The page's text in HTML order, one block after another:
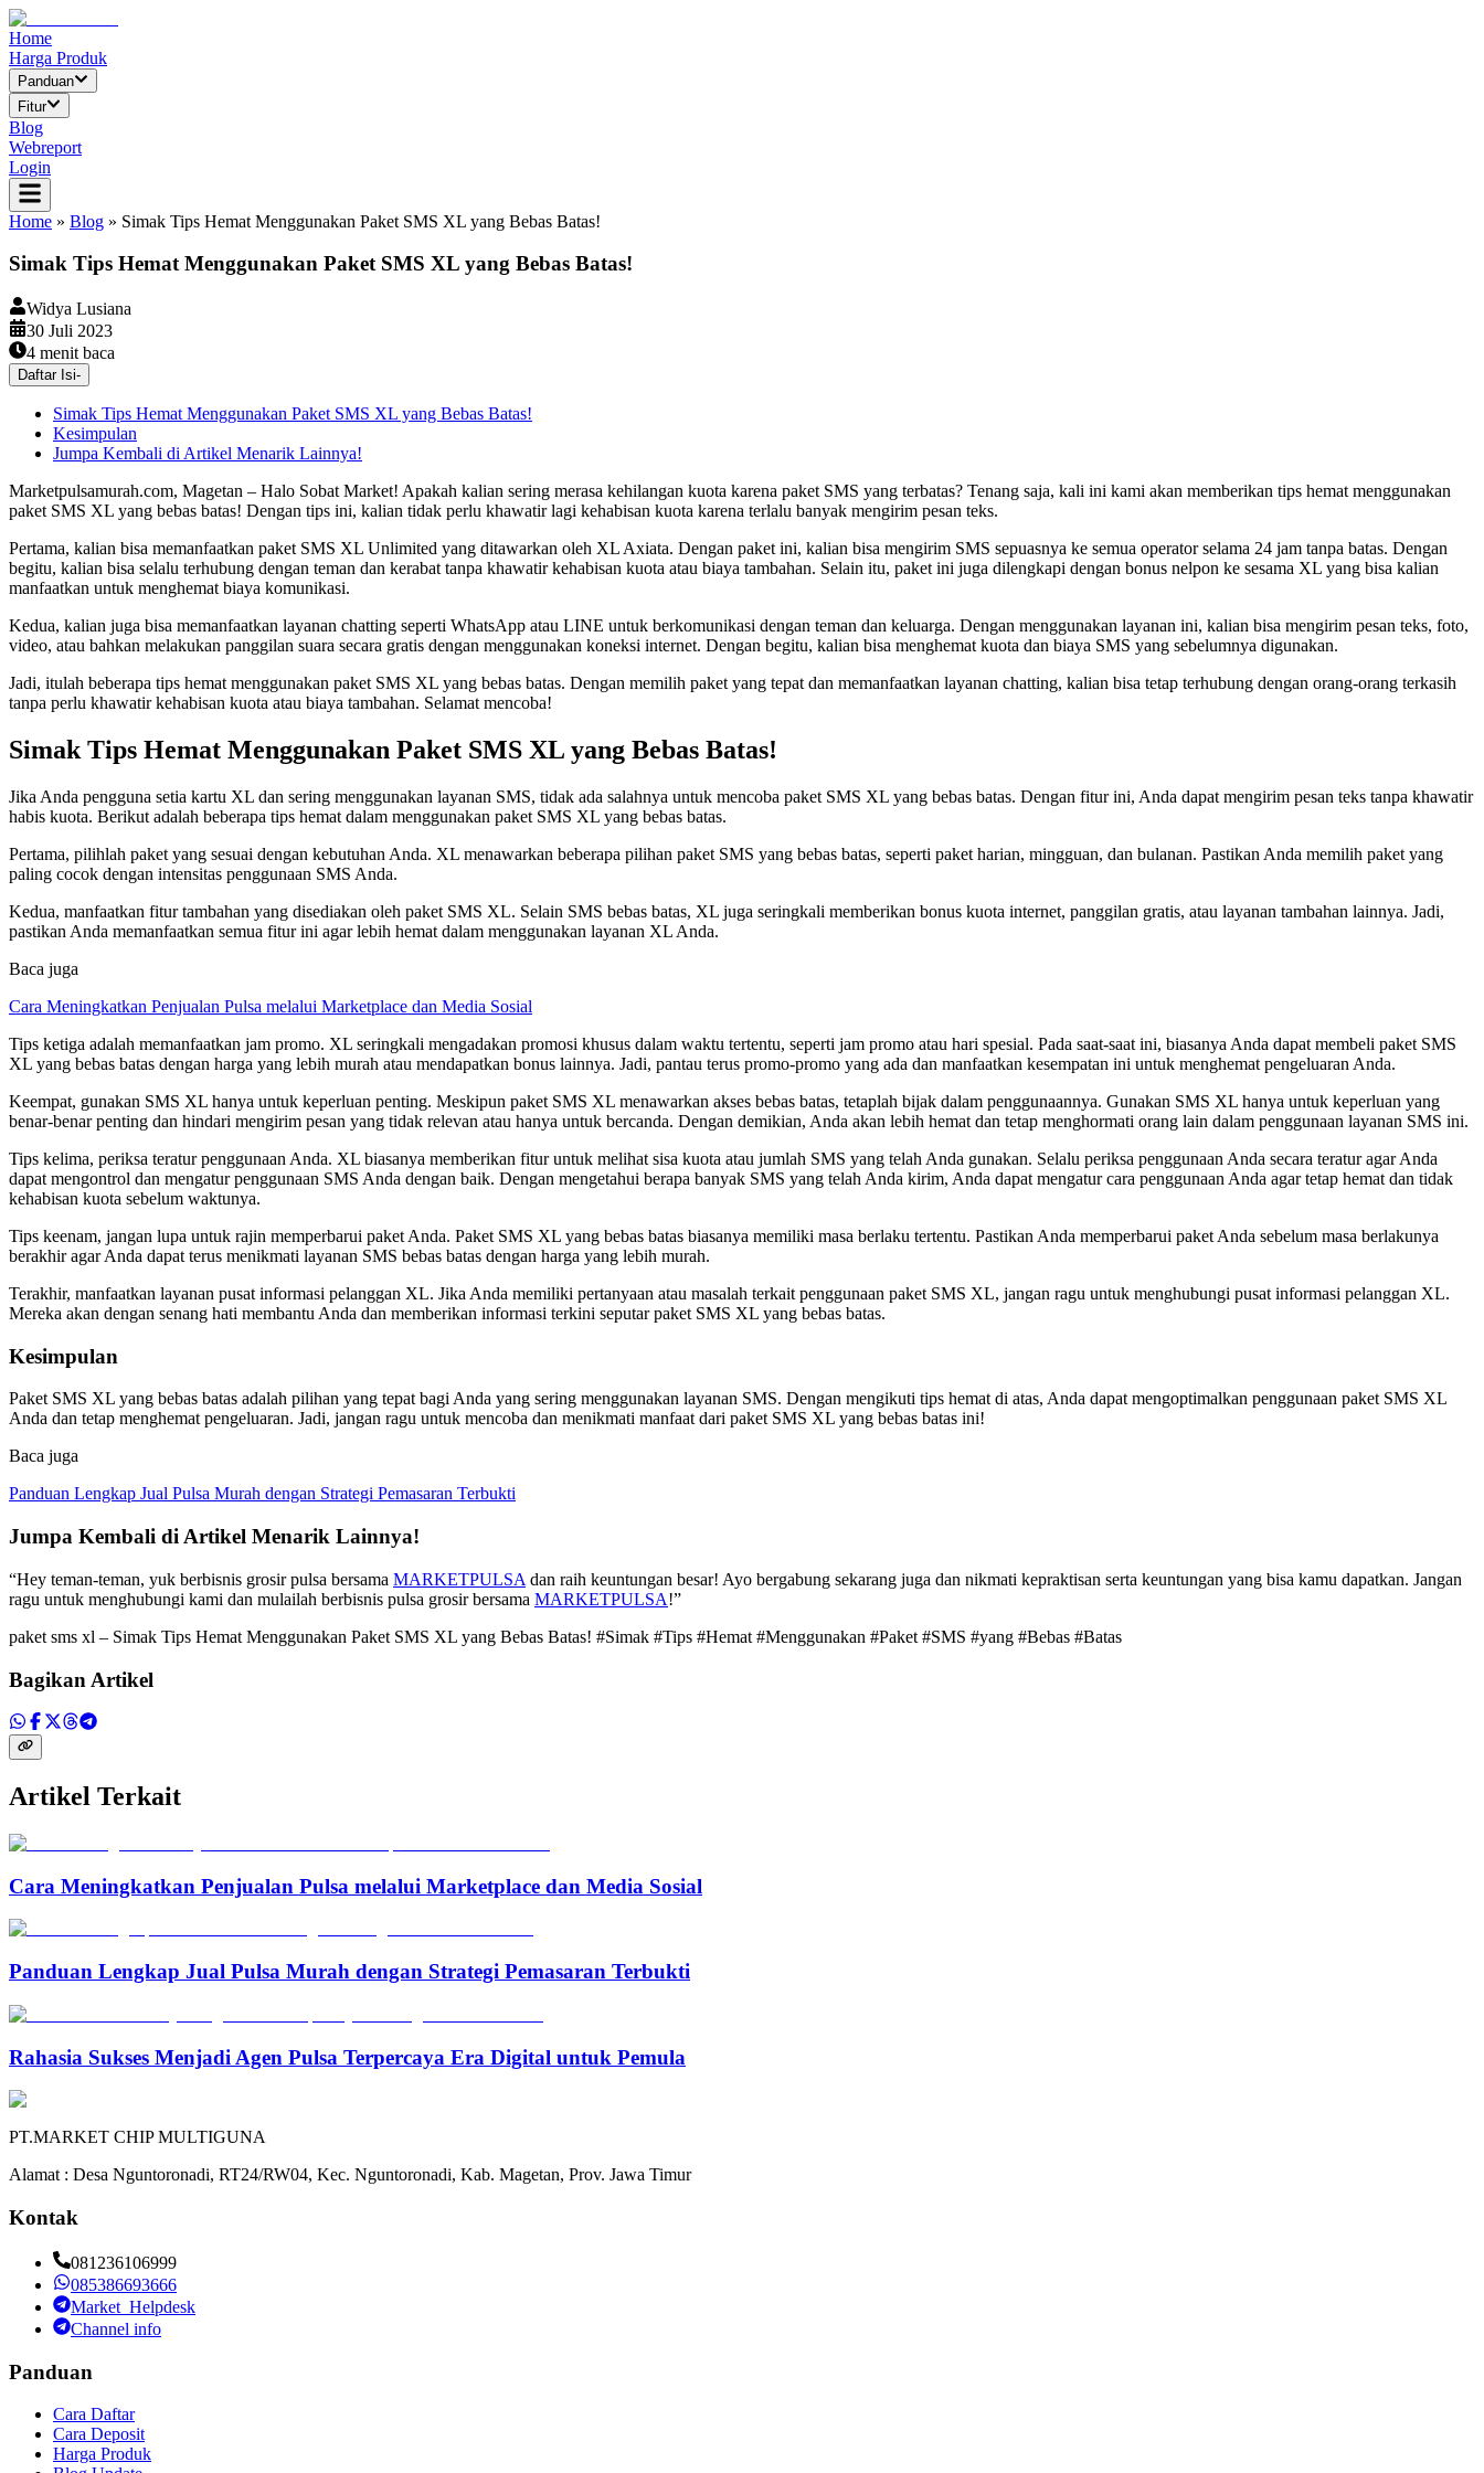
Home
Harga Produk
Panduan
Fitur
Blog
Webreport
Login
Home » Blog » Simak Tips Hemat Menggunakan Paket SMS XL yang Bebas Batas!
Simak Tips Hemat Menggunakan Paket SMS XL yang Bebas Batas!
Widya Lusiana
30 Juli 2023
4 menit baca
Daftar Isi-
Simak Tips Hemat Menggunakan Paket SMS XL yang Bebas Batas!
Kesimpulan
Jumpa Kembali di Artikel Menarik Lainnya!
Marketpulsamurah.com, Magetan – Halo Sobat Market! Apakah kalian sering merasa kehilangan kuota karena paket SMS yang terbatas? Tenang saja, kali ini kami akan memberikan tips hemat menggunakan
paket SMS XL yang bebas batas! Dengan tips ini, kalian tidak perlu khawatir lagi kehabisan kuota karena terlalu banyak mengirim pesan teks.
Pertama, kalian bisa memanfaatkan paket SMS XL Unlimited yang ditawarkan oleh XL Axiata. Dengan paket ini, kalian bisa mengirim SMS sepuasnya ke semua operator selama 24 jam tanpa batas. Dengan
begitu, kalian bisa selalu terhubung dengan teman dan kerabat tanpa khawatir kehabisan kuota atau biaya tambahan. Selain itu, paket ini juga dilengkapi dengan bonus nelpon ke sesama XL yang bisa kalian
manfaatkan untuk menghemat biaya komunikasi.
Kedua, kalian juga bisa memanfaatkan layanan chatting seperti WhatsApp atau LINE untuk berkomunikasi dengan teman dan keluarga. Dengan menggunakan layanan ini, kalian bisa mengirim pesan teks, foto,
video, atau bahkan melakukan panggilan suara secara gratis dengan menggunakan koneksi internet. Dengan begitu, kalian bisa menghemat kuota dan biaya SMS yang sebelumnya digunakan.
Jadi, itulah beberapa tips hemat menggunakan paket SMS XL yang bebas batas. Dengan memilih paket yang tepat dan memanfaatkan layanan chatting, kalian bisa tetap terhubung dengan orang-orang terkasih
tanpa perlu khawatir kehabisan kuota atau biaya tambahan. Selamat mencoba!
Simak Tips Hemat Menggunakan Paket SMS XL yang Bebas Batas!
Jika Anda pengguna setia kartu XL dan sering menggunakan layanan SMS, tidak ada salahnya untuk mencoba paket SMS XL yang bebas batas. Dengan fitur ini, Anda dapat mengirim pesan teks tanpa khawatir
habis kuota. Berikut adalah beberapa tips hemat dalam menggunakan paket SMS XL yang bebas batas.
Pertama, pilihlah paket yang sesuai dengan kebutuhan Anda. XL menawarkan beberapa pilihan paket SMS yang bebas batas, seperti paket harian, mingguan, dan bulanan. Pastikan Anda memilih paket yang
paling cocok dengan intensitas penggunaan SMS Anda.
Kedua, manfaatkan fitur tambahan yang disediakan oleh paket SMS XL. Selain SMS bebas batas, XL juga seringkali memberikan bonus kuota internet, panggilan gratis, atau layanan tambahan lainnya. Jadi,
pastikan Anda memanfaatkan semua fitur ini agar lebih hemat dalam menggunakan layanan XL Anda.
Baca juga
Cara Meningkatkan Penjualan Pulsa melalui Marketplace dan Media Sosial
Tips ketiga adalah memanfaatkan jam promo. XL seringkali mengadakan promosi khusus dalam waktu tertentu, seperti jam promo atau hari spesial. Pada saat-saat ini, biasanya Anda dapat membeli paket SMS
XL yang bebas batas dengan harga yang lebih murah atau mendapatkan bonus lainnya. Jadi, pantau terus promo-promo yang ada dan manfaatkan kesempatan ini untuk menghemat pengeluaran Anda.
Keempat, gunakan SMS XL hanya untuk keperluan penting. Meskipun paket SMS XL menawarkan akses bebas batas, tetaplah bijak dalam penggunaannya. Gunakan SMS XL hanya untuk keperluan yang
benar-benar penting dan hindari mengirim pesan yang tidak relevan atau hanya untuk bercanda. Dengan demikian, Anda akan lebih hemat dan tetap menghormati orang lain dalam penggunaan layanan SMS ini.
Tips kelima, periksa teratur penggunaan Anda. XL biasanya memberikan fitur untuk melihat sisa kuota atau jumlah SMS yang telah Anda gunakan. Selalu periksa penggunaan Anda secara teratur agar Anda
dapat mengontrol dan mengatur penggunaan SMS Anda dengan baik. Dengan mengetahui berapa banyak SMS yang telah Anda kirim, Anda dapat mengatur cara penggunaan Anda agar tetap hemat dan tidak
kehabisan kuota sebelum waktunya.
Tips keenam, jangan lupa untuk rajin memperbarui paket Anda. Paket SMS XL yang bebas batas biasanya memiliki masa berlaku tertentu. Pastikan Anda memperbarui paket Anda sebelum masa berlakunya
berakhir agar Anda dapat terus menikmati layanan SMS bebas batas dengan harga yang lebih murah.
Terakhir, manfaatkan layanan pusat informasi pelanggan XL. Jika Anda memiliki pertanyaan atau masalah terkait penggunaan paket SMS XL, jangan ragu untuk menghubungi pusat informasi pelanggan XL.
Mereka akan dengan senang hati membantu Anda dan memberikan informasi terkini seputar paket SMS XL yang bebas batas.
Kesimpulan
Paket SMS XL yang bebas batas adalah pilihan yang tepat bagi Anda yang sering menggunakan layanan SMS. Dengan mengikuti tips hemat di atas, Anda dapat mengoptimalkan penggunaan paket SMS XL
Anda dan tetap menghemat pengeluaran. Jadi, jangan ragu untuk mencoba dan menikmati manfaat dari paket SMS XL yang bebas batas ini!
Baca juga
Panduan Lengkap Jual Pulsa Murah dengan Strategi Pemasaran Terbukti
Jumpa Kembali di Artikel Menarik Lainnya!
“Hey teman-teman, yuk berbisnis grosir pulsa bersama MARKETPULSA dan raih keuntungan besar! Ayo bergabung sekarang juga dan nikmati kepraktisan serta keuntungan yang bisa kamu dapatkan. Jangan
ragu untuk menghubungi kami dan mulailah berbisnis pulsa grosir bersama MARKETPULSA!”
paket sms xl – Simak Tips Hemat Menggunakan Paket SMS XL yang Bebas Batas! #Simak #Tips #Hemat #Menggunakan #Paket #SMS #yang #Bebas #Batas
Bagikan Artikel
Artikel Terkait
Cara Meningkatkan Penjualan Pulsa melalui Marketplace dan Media Sosial
Panduan Lengkap Jual Pulsa Murah dengan Strategi Pemasaran Terbukti
Rahasia Sukses Menjadi Agen Pulsa Terpercaya Era Digital untuk Pemula
PT.MARKET CHIP MULTIGUNA
Alamat : Desa Nguntoronadi, RT24/RW04, Kec. Nguntoronadi, Kab. Magetan, Prov. Jawa Timur
Kontak
081236106999
085386693666
Market_Helpdesk
Channel info
Panduan
Cara Daftar
Cara Deposit
Harga Produk